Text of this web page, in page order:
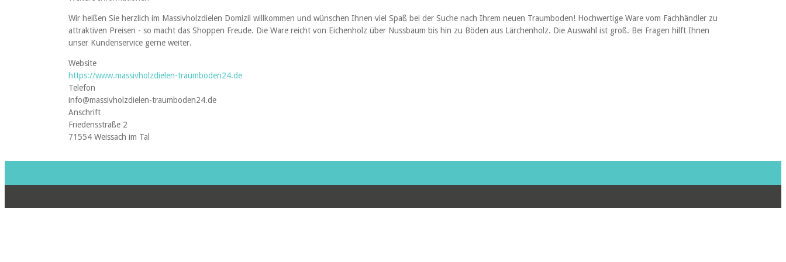
Wir heißen Sie herzlich im Massivholzdielen Domizil willkommen und wünschen Ihnen viel Spaß bei der Suche nach Ihrem neuen Traumboden! Hochwertige Ware vom Fachhändler zu
attraktiven Preisen - so macht das Shoppen Freude. Die Ware reicht von Eichenholz über Nussbaum bis hin zu Böden aus Lärchenholz. Die Auswahl ist groß. Bei Fragen hilft Ihnen
unser Kundenservice gerne weiter.
Website
https://www.massivholzdielen-traumboden24.de
Telefon
info@massivholzdielen-traumboden24.de
Anschrift
Friedensstraße 2
71554 Weissach im Tal